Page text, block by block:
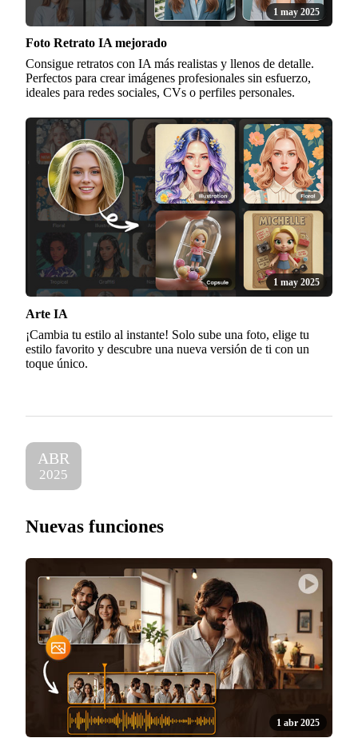
1 may 2025
Foto Retrato IA mejorado
Consigue retratos con IA más realistas y llenos de detalle.
Perfectos para crear imágenes profesionales sin esfuerzo,
ideales para redes sociales, CVs o perfiles personales.
1 may 2025
Arte IA
¡Cambia tu estilo al instante! Solo sube una foto, elige tu
estilo favorito y descubre una nueva versión de ti con un
toque único.
ABR
2025
Nuevas funciones
1 abr 2025